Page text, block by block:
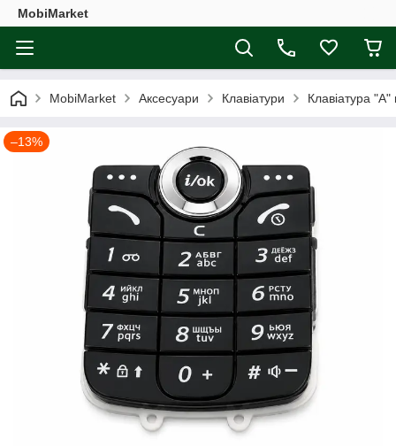
MobiMarket
MobiMarket Аксесуари Клавіатури Клавіатура "A"
–13%